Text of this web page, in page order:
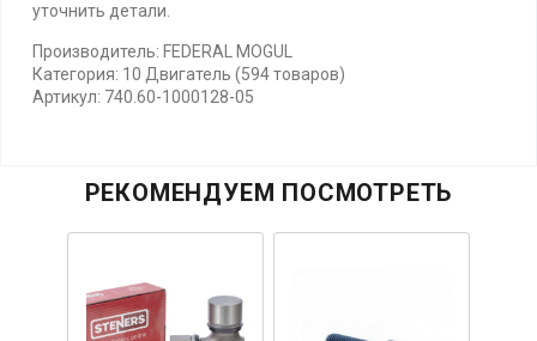
уточнить детали.
Производитель: FEDERAL MOGUL
Категория: 10 Двигатель (594 товаров)
Артикул: 740.60-1000128-05
РЕКОМЕНДУЕМ ПОСМОТРЕТЬ